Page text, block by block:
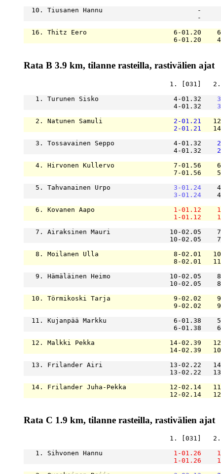
10. Tiusanen Hannu                        -
-
16. Thitz Eero                      6-01.20
6-01.20
Rata B 3.9 km, tilanne rasteilla, rastivälien ajat
1. [031]
   1. Turunen Sisko                   4-01.32
                                      4-01.32
   2. Natunen Samuli
2-01.21
2-01.21
   3. Tossavainen Seppo               4-01.32
                                      4-01.32
4. Hirvonen Kullervo               7-01.56
7-01.56
   5. Tahvanainen Urpo
3-01.24
3-01.24
   6. Kovanen Aapo
1-01.12
1-01.12
7. Airaksinen Mauri               10-02.05
10-02.05
8. Moilanen Ulla                   8-02.01
8-02.01
9. Hämäläinen Heimo               10-02.05
10-02.05
10. Törmikoski Tarja                9-02.02
9-02.02
11. Kujanpää Markku                 6-01.38
6-01.38
12. Malkki Pekka                   14-02.39
14-02.39
13. Frilander Airi                 13-02.22
13-02.22
14. Frilander Juha-Pekka           12-02.14
12-02.14
Rata C 1.9 km, tilanne rasteilla, rastivälien ajat
1. [031]
   1. Sihvonen Hannu
1-01.26
1-01.26